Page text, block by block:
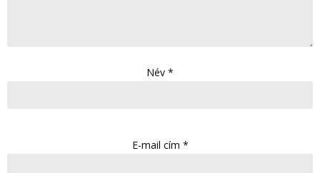
Név *
E-mail cím *